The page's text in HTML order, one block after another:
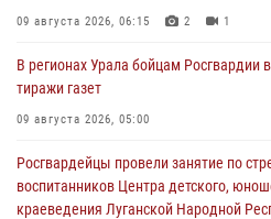
09 августа 2026, 06:15 2 1
В регионах Урала бойцам Росгвардии
тиражи газет
09 августа 2026, 05:00
Росгвардейцы провели занятие по
воспитанников Центра детского,
краеведения Луганской Народной